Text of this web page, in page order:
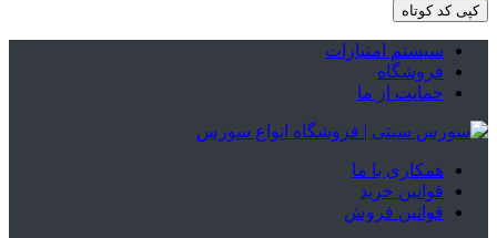
کپی کد کوتاه
سیستم امتیازات
فروشگاه
حمایت از ما
همکاری با ما
قوانین خرید
قوانین فروش